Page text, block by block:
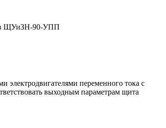
ЩУиЗН-90-УПП
переменного тока с
выходным параметрам щита